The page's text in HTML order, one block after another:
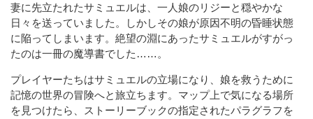
妻に先立たれたサミュエルは、一人娘のリジーと穏やかな
日々を送っていました。しかしその娘が原因不明の昏睡状態
に陥ってしまいます。絶望の淵にあったサミュエルがすがっ
たのは一冊の魔導書でした……。
プレイヤーたちはサミュエルの立場になり、娘を救うために
記憶の世界の冒険へと旅立ちます。マップ上で気になる場所
を見つけたら、ストーリーブックの指定されたパラグラフを